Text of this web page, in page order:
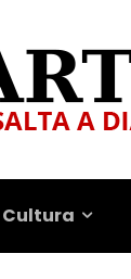
Cultura